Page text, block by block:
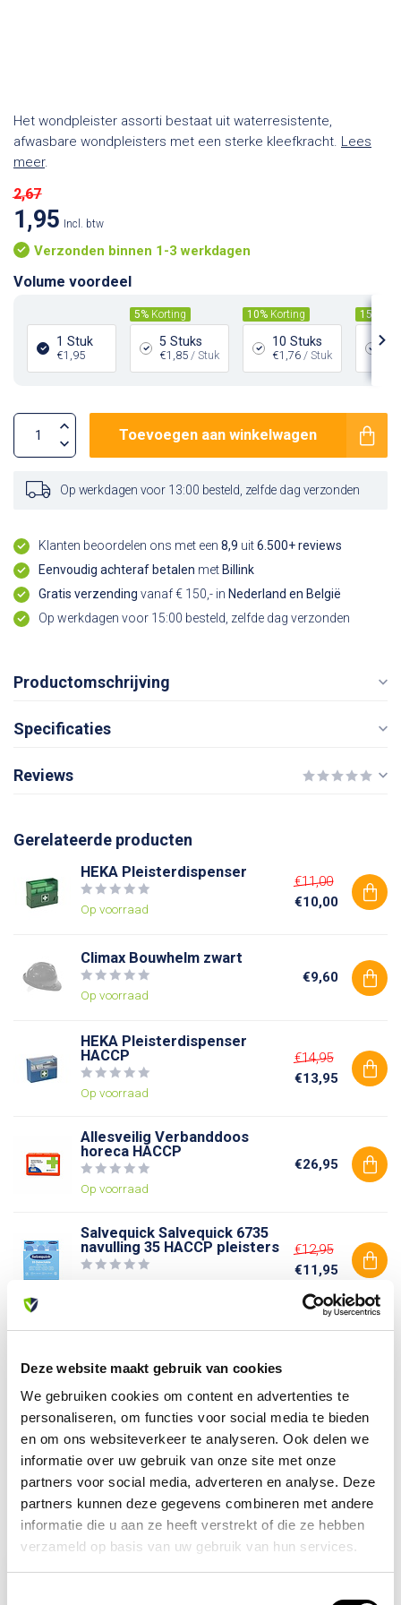
Deze website maakt gebruik van cookies
We gebruiken cookies om content en advertenties te
personaliseren, om functies voor social media te bieden
en om ons websiteverkeer te analyseren. Ook delen we
informatie over uw gebruik van onze site met onze
partners voor social media, adverteren en analyse. Deze
partners kunnen deze gegevens combineren met andere
informatie die u aan ze heeft verstrekt of die ze hebben
verzameld op basis van uw gebruik van hun services.
Het wondpleister assorti bestaat uit waterresistente,
afwasbare wondpleisters met een sterke kleefkracht. Lees
meer.
2,67
1,95 Incl. btw
Verzonden binnen 1-3 werkdagen
Volume voordeel
1 Stuk
€1,95
5% Korting
5 Stuks
€1,85 / Stuk
10% Korting
10 Stuks
€1,76 / Stuk
15%
Toevoegen aan winkelwagen
Op werkdagen voor 13:00 besteld, zelfde dag verzonden
Klanten beoordelen ons met een 8,9 uit6.500+ reviews
Eenvoudig achteraf betalen met Billink
Gratis verzending vanaf € 150,- in Nederland en België
Op werkdagen voor 15:00 besteld, zelfde dag verzonden
Productomschrijving
Specificaties
Reviews
Gerelateerde producten
HEKA Pleisterdispenser
Op voorraad
€11,00
€10,00
Climax Bouwhelm zwart
Op voorraad
€9,60
HEKA Pleisterdispenser
HACCP
Op voorraad
€14,95
€13,95
Allesveilig Verbanddoos
horeca HACCP
Op voorraad
€26,95
Salvequick Salvequick 6735
navulling 35 HACCP pleisters
€12,95
€11,95
Of heb je hulp nodig bij je bestelling? Neem contact op
met onze klantenservice. We helpen je graag verder!
info@allesveilig.nl
+31 (0) 6 82095086
Recent bekeken
-27%